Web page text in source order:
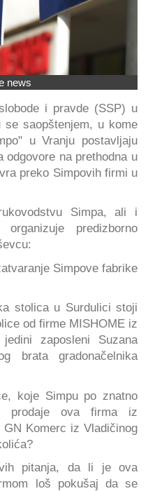
news
i pravde (SSP) u
saopštenjem, u kome
u Vranju postavljaju
odgovore na prethodna u
preko Simpovih firmi u
Simpa, ali i
predizborno
Simpove fabrike
stolica u Surdulici stoji
od firme MISHOME iz
zaposleni Suzana
brata gradonačelnika
koje Simpu po znatno
prodaje ova firma iz
Komerc iz Vladičinog
pitanja, da li je ova
loš pokušaj da se